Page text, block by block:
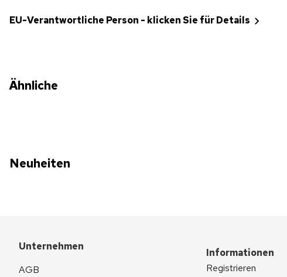
EU-Verantwortliche Person - klicken Sie für Details
Ähnliche
Neuheiten
Unternehmen
AGB
Informationen
Registrieren